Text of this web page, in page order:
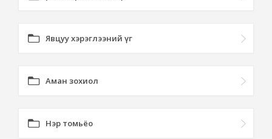
Явцуу хэрэглээний үг
Аман зохиол
Нэр томьёо